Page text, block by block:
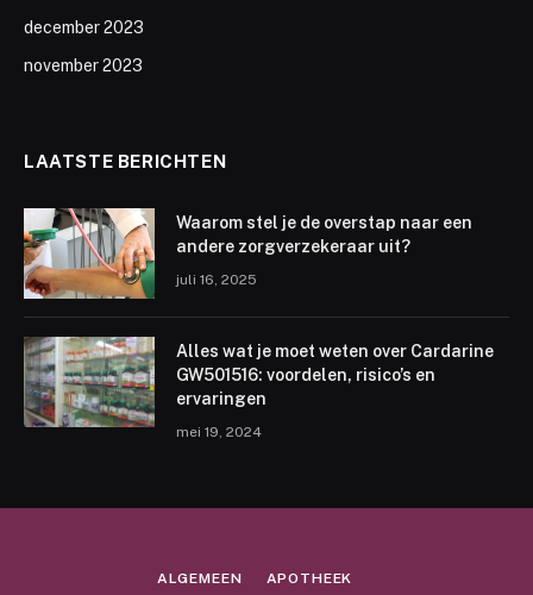
december 2023
november 2023
LAATSTE BERICHTEN
Waarom stel je de overstap naar een
andere zorgverzekeraar uit?
juli 16, 2025
Alles wat je moet weten over Cardarine
GW501516: voordelen, risico’s en
ervaringen
mei 19, 2024
ALGEMEEN APOTHEEK